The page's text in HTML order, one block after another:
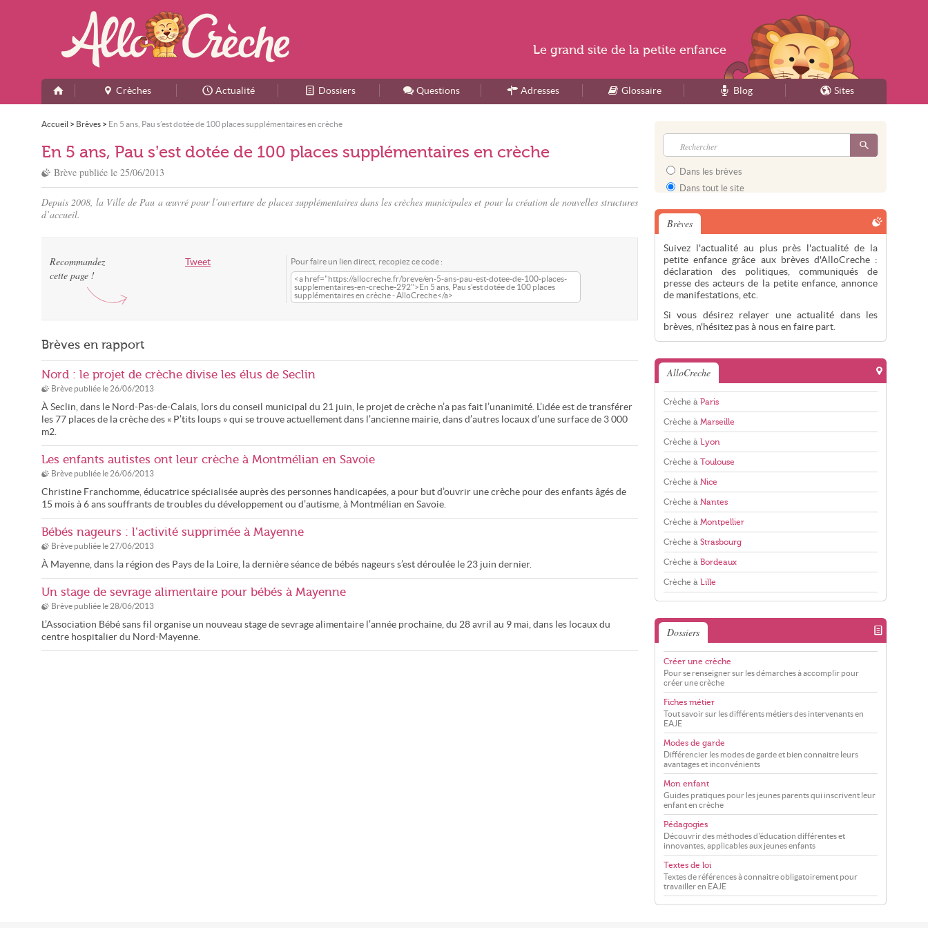
Accueil
Crèches Actualité Dossiers Questions Adresses Glossaire Blog Sites
Accueil > Brèves > En 5 ans, Pau s’est dotée de 100 places supplémentaires en crèche
En 5 ans, Pau s’est dotée de 100 places supplémentaires en crèche
Brève publiée le 25/06/2013
Depuis 2008, la Ville de Pau a œuvré pour l’ouverture de places supplémentaires dans les crèches municipales et pour la création de nouvelles structures
d’accueil.
Tweet
Recommandez
cette page !
Pour faire un lien direct, recopiez ce code :
<a href="https://allocreche.fr/breve/en-5-ans-pau-est-dotee-de-100-places-
supplementaires-en-creche-292">En 5 ans, Pau s’est dotée de 100 places
supplémentaires en crèche - AlloCreche</a>
Brèves en rapport
Nord : le projet de crèche divise les élus de Seclin
Brève publiée le 26/06/2013
À Seclin, dans le Nord-Pas-de-Calais, lors du conseil municipal du 21 juin, le projet de crèche n’a pas fait l’unanimité. L’idée est de transférer
les 77 places de la crèche des « P’tits loups » qui se trouve actuellement dans l’ancienne mairie, dans d’autres locaux d’une surface de 3 000
m2.
Les enfants autistes ont leur crèche à Montmélian en Savoie
Brève publiée le 26/06/2013
Christine Franchomme, éducatrice spécialisée auprès des personnes handicapées, a pour but d’ouvrir une crèche pour des enfants âgés de
15 mois à 6 ans souffrants de troubles du développement ou d’autisme, à Montmélian en Savoie.
Bébés nageurs : l’activité supprimée à Mayenne
Brève publiée le 27/06/2013
À Mayenne, dans la région des Pays de la Loire, la dernière séance de bébés nageurs s’est déroulée le 23 juin dernier.
Un stage de sevrage alimentaire pour bébés à Mayenne
Brève publiée le 28/06/2013
L’Association Bébé sans fil organise un nouveau stage de sevrage alimentaire l’année prochaine, du 28 avril au 9 mai, dans les locaux du
centre hospitalier du Nord-Mayenne.
Dans les brèves
Dans tout le site
Brèves
Suivez l'actualité au plus près l'actualité de la
petite enfance grâce aux brèves d'AlloCreche :
déclaration des politiques, communiqués de
presse des acteurs de la petite enfance, annonce
de manifestations, etc.
Si vous désirez relayer une actualité dans les
brèves, n'hésitez pas à nous en faire part.
AlloCreche
Crèche à Paris
Crèche à Marseille
Crèche à Lyon
Crèche à Toulouse
Crèche à Nice
Crèche à Nantes
Crèche à Montpellier
Crèche à Strasbourg
Crèche à Bordeaux
Crèche à Lille
Dossiers
Créer une crèche
Pour se renseigner sur les démarches à accomplir pour
créer une crèche
Fiches métier
Tout savoir sur les différents métiers des intervenants en
EAJE
Modes de garde
Différencier les modes de garde et bien connaitre leurs
avantages et inconvénients
Mon enfant
Guides pratiques pour les jeunes parents qui inscrivent leur
enfant en crèche
Pédagogies
Découvrir des méthodes d'éducation différentes et
innovantes, applicables aux jeunes enfants
Textes de loi
Textes de références à connaitre obligatoirement pour
travailler en EAJE
Le grand site de la petite enfance